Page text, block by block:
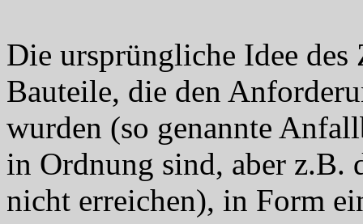
Die ursprüngliche Idee
Bauteile, die den
wurden (so genannte
in Ordnung sind, aber z.B.
nicht erreichen), in Form